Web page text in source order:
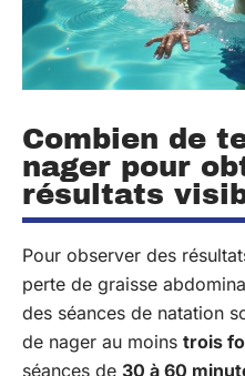
Combien de
nager pour
résultats
Pour observer des
perte de graisse
des séances de natation
de nager au moins trois
séances de 30 à 60